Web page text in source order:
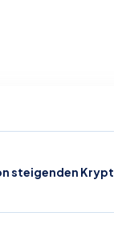
steigenden